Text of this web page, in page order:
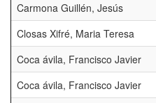
Carmona Guillén, Jesús
Closas Xifré, Maria Teresa
Coca ávila, Francisco Javier
Coca ávila, Francisco Javier